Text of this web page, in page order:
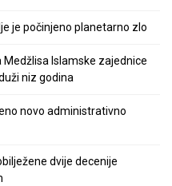
je počinjeno planetarno zlo
Islamske zajednice
niz godina
novo administrativno
dvije decenije